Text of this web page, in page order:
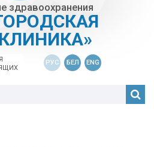
здравоохранения
РУС БЕЛ ENG